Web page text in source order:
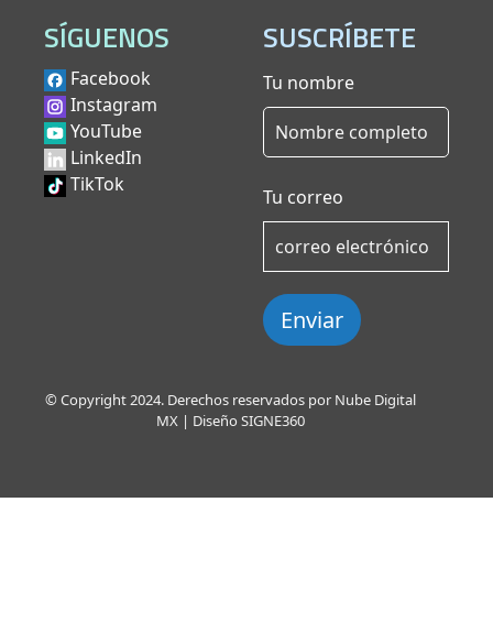
SÍGUENOS
Facebook
Instagram
YouTube
LinkedIn
TikTok
SUSCRÍBETE
Tu nombre
Tu correo
Enviar
© Copyright 2024. Derechos reservados por Nube Digital
MX | Diseño SIGNE360